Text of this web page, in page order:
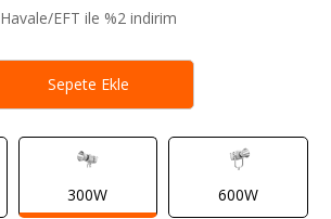
Havale/EFT ile %2 indirim
300W 600W
Sepete Ekle